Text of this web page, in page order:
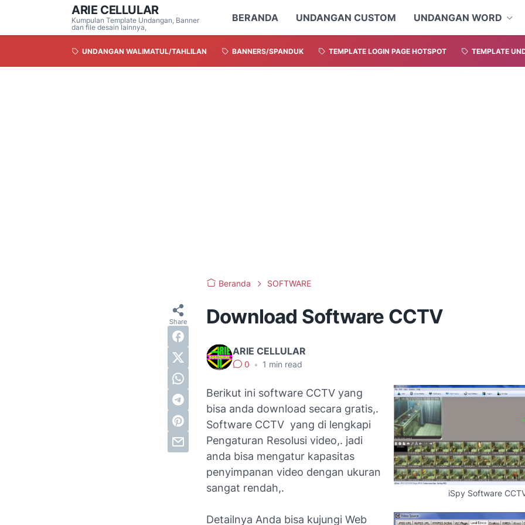
ARIE CELLULAR
Kumpulan Template Undangan, Banner
dan file desain lainnya,
BERANDA UNDANGAN CUSTOM UNDANGAN WORD
UNDANGAN WALIMATUL/TAHLILAN BANNERS/SPANDUK TEMPLATE LOGIN PAGE HOTSPOT TEMPLATE
Beranda SOFTWARE
Download Software CCTV
ARIE CELLULAR
0 • 1 min read
iSpy Software
Berikut ini software CCTV yang
bisa anda download secara gratis,.
Software CCTV yang di lengkapi
Pengaturan Resolusi video,. jadi
anda bisa mengatur kapasitas
penyimpanan video dengan ukuran
sangat rendah,.
Detailnya Anda bisa kujungi Web